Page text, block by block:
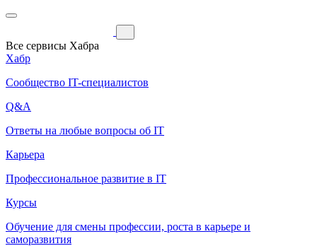
Все сервисы Хабра
Хабр
Сообщество IT-специалистов
Q&A
Ответы на любые вопросы об IT
Карьера
Профессиональное развитие в IT
Курсы
Обучение для смены профессии, роста в карьере и
саморазвития